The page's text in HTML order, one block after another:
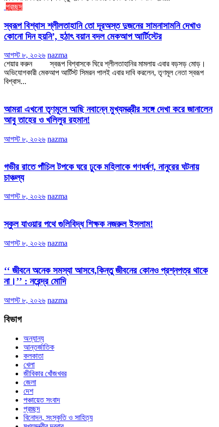
প্রচ্ছদ
স্বরূপ বিশ্বাস শ্লীলতাহানি তো দূরঅস্ত দুজনের সামনাসামনি দেখাও
কোনো দিন হয়নি’, হঠাৎ বয়ান বদল মেকআপ আর্টিস্টের
আগস্ট ৮, ২০২৬ nazma
শেয়ার করুন স্বরূপ বিশ্বাসকে ঘিরে শ্লীলতাহানির মামলায় এবার বড়সড় মোড়।
অভিযোগকারী মেকআপ আর্টিস্ট সিমরন পালই এবার দাবি করলেন, তৃণমূল নেতা স্বরূপ
বিশ্বাস...
আমরা এখনো তৃণমূলে আছি নবান্নে মুখ্যমন্ত্রীর সঙ্গে দেখা করে জানালেন
আবু তাহের ও খলিলুর রহমান!
আগস্ট ৮, ২০২৬ nazma
গভীর রাতে পাঁচিল টপকে ঘরে ঢুকে মহিলাকে গণধর্ষণ, নানুরের ঘটনায়
চাঞ্চল্য
আগস্ট ৮, ২০২৬ nazma
স্কুল যাওয়ার পথে গুলিবিদ্ধ শিক্ষক নজরুল ইসলাম!
আগস্ট ৮, ২০২৬ nazma
‘‘ জীবনে অনেক সমস্যা আসবে,কিন্তু জীবনের কোনও প্রশ্নপত্র থাকে
না।’’ : নরেন্দ্র মোদি
আগস্ট ৮, ২০২৬ nazma
বিভাগ
অন্যান্য
আন্তর্জাতিক
কলকাতা
খেলা
জীবিকার খোঁজখবর
জেলা
দেশ
পঞ্চায়েত সংবাদ
প্রচ্ছদ
বিনোদন, সংস্কৃতি ও সাহিত্য